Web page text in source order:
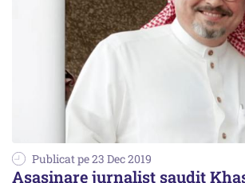
Publicat pe 23 Dec 2019
Asasinare jurnalist saudit